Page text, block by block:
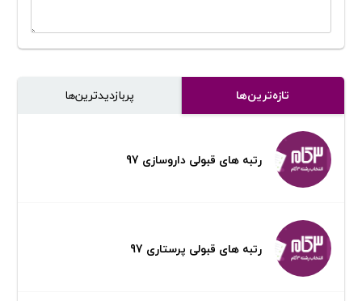
تازه‌ترین‌ها پر‌بازدیدترین‌ها
رتبه های قبولی داروسازی 97
رتبه های قبولی پرستاری 97